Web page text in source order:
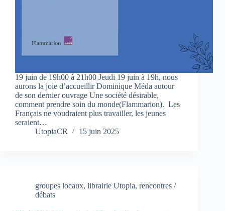
19 juin de 19h00 à 21h00 Jeudi 19 juin à 19h, nous
aurons la joie d’accueillir Dominique Méda autour
de son dernier ouvrage Une société désirable,
comment prendre soin du monde(Flammarion). Les
Français ne voudraient plus travailler, les jeunes
seraient…
UtopiaCR
15 juin 2025
groupes locaux, librairie Utopia, rencontres /
débats